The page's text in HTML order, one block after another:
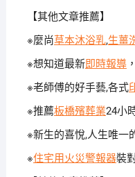
【其他文章推薦】
※麼尚草本沐浴乳,生薑
※想知道最新即時報導
※老師傅的好手藝,各式
※推薦板橋殯葬業24小
※新生的喜悅,人生唯一
※住宅用火災警報器裝